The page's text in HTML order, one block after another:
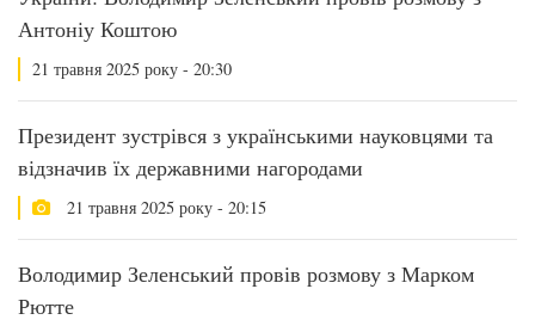
Антоніу Коштою
21 травня 2025 року - 20:30
Президент зустрівся з українськими науковцями та
відзначив їх державними нагородами
21 травня 2025 року - 20:15
Володимир Зеленський провів розмову з Марком
Рютте